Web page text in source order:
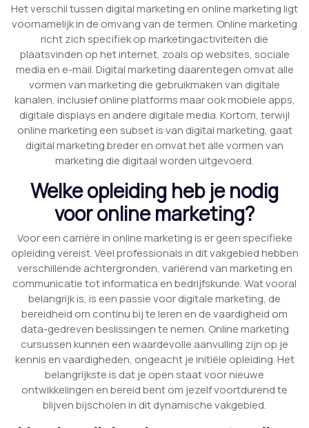
Het verschil tussen digital marketing en online marketing ligt
voornamelijk in de omvang van de termen. Online marketing
richt zich specifiek op marketingactiviteiten die
plaatsvinden op het internet, zoals op websites, sociale
media en e-mail. Digital marketing daarentegen omvat alle
vormen van marketing die gebruikmaken van digitale
kanalen, inclusief online platforms maar ook mobiele apps,
digitale displays en andere digitale media. Kortom, terwijl
online marketing een subset is van digital marketing, gaat
digital marketing breder en omvat het alle vormen van
marketing die digitaal worden uitgevoerd.
Welke opleiding heb je nodig
voor online marketing?
Voor een carrière in online marketing is er geen specifieke
opleiding vereist. Veel professionals in dit vakgebied hebben
verschillende achtergronden, variërend van marketing en
communicatie tot informatica en bedrijfskunde. Wat vooral
belangrijk is, is een passie voor digitale marketing, de
bereidheid om continu bij te leren en de vaardigheid om
data-gedreven beslissingen te nemen. Online marketing
cursussen kunnen een waardevolle aanvulling zijn op je
kennis en vaardigheden, ongeacht je initiële opleiding. Het
belangrijkste is dat je open staat voor nieuwe
ontwikkelingen en bereid bent om jezelf voortdurend te
blijven bijscholen in dit dynamische vakgebied.